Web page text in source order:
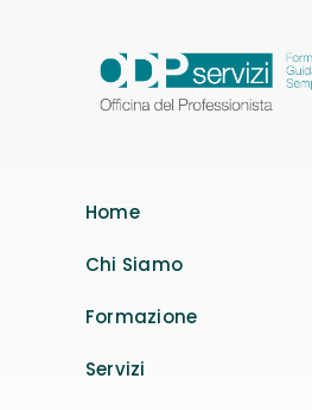
Home
Chi Siamo
Formazione
Servizi